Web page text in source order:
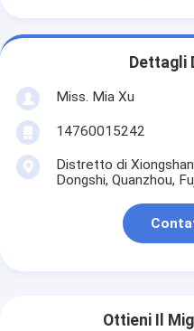
Dettagli
Miss. Mia Xu
14760015242
Distretto di
Dongshi, Quanzhou,
Ottieni Il